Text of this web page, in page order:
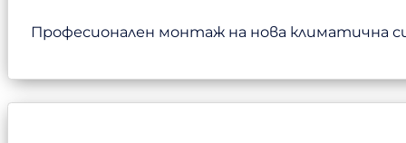
Професионален монтаж на нова климатична